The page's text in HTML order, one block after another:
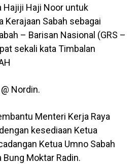
Hajiji Haji Noor untuk
Kerajaan Sabah sebagai
– Barisan Nasional (GRS –
sekali kata Timbalan
Nordin.
Menteri Kerja Raya
kesediaan Ketua
Ketua Umno Sabah
Bung Moktar Radin.